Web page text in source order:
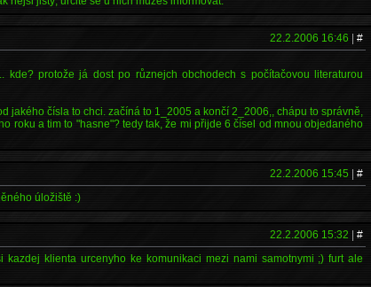
22.2.2006 16:46 |#
protože já dost po různejch obchodech s počítačovou literaturou
jakého čísla to chci. začíná to 1_2005 a končí 2_2006,, chápu to správně,
roku a tim to "hasne"? tedy tak, že mi přijde 6 čísel od mnou objedaného
22.2.2006 15:45 |#
úložiště :)
22.2.2006 15:32 |#
klienta urcenyho ke komunikaci mezi nami samotnymi ;) furt ale